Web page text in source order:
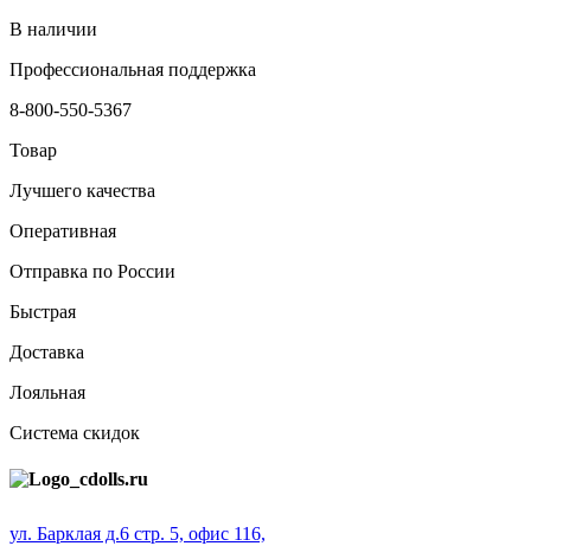
В наличии
Профессиональная поддержка
8-800-550-5367
Товар
Лучшего качества
Оперативная
Отправка по России
Быстрая
Доставка
Лояльная
Система скидок
ул. Барклая д.6 стр. 5, офис 116,